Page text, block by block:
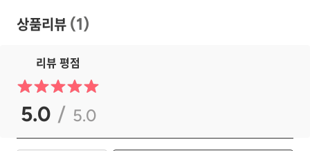
상품리뷰 (1)
리뷰 평점
5.0 / 5.0